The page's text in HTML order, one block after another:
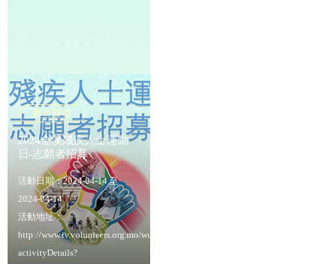
體育賽事
2024全澳殘疾人士運動
日-志願者招募
活動日期：2024-04-14 至
2024-04-14
活動地址：
http://www.iv.volunteers.org.mo/wu/Home-
activityDetails?